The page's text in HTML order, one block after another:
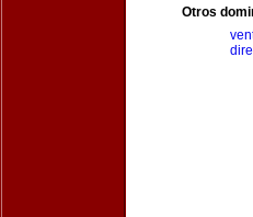
Otros